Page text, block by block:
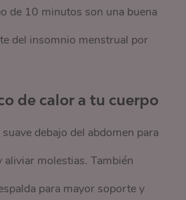
de 10 minutos son una buena
del insomnio menstrual por
de calor a tu cuerpo
debajo del abdomen para
molestias. También
para mayor soporte y